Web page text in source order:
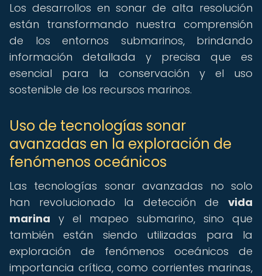
Los desarrollos en sonar de alta resolución
están transformando nuestra comprensión
de los entornos submarinos, brindando
información detallada y precisa que es
esencial para la conservación y el uso
sostenible de los recursos marinos.
Uso de tecnologías sonar
avanzadas en la exploración de
fenómenos oceánicos
Las tecnologías sonar avanzadas no solo
han revolucionado la detección de vida
marina y el mapeo submarino, sino que
también están siendo utilizadas para la
exploración de fenómenos oceánicos de
importancia crítica, como corrientes marinas,